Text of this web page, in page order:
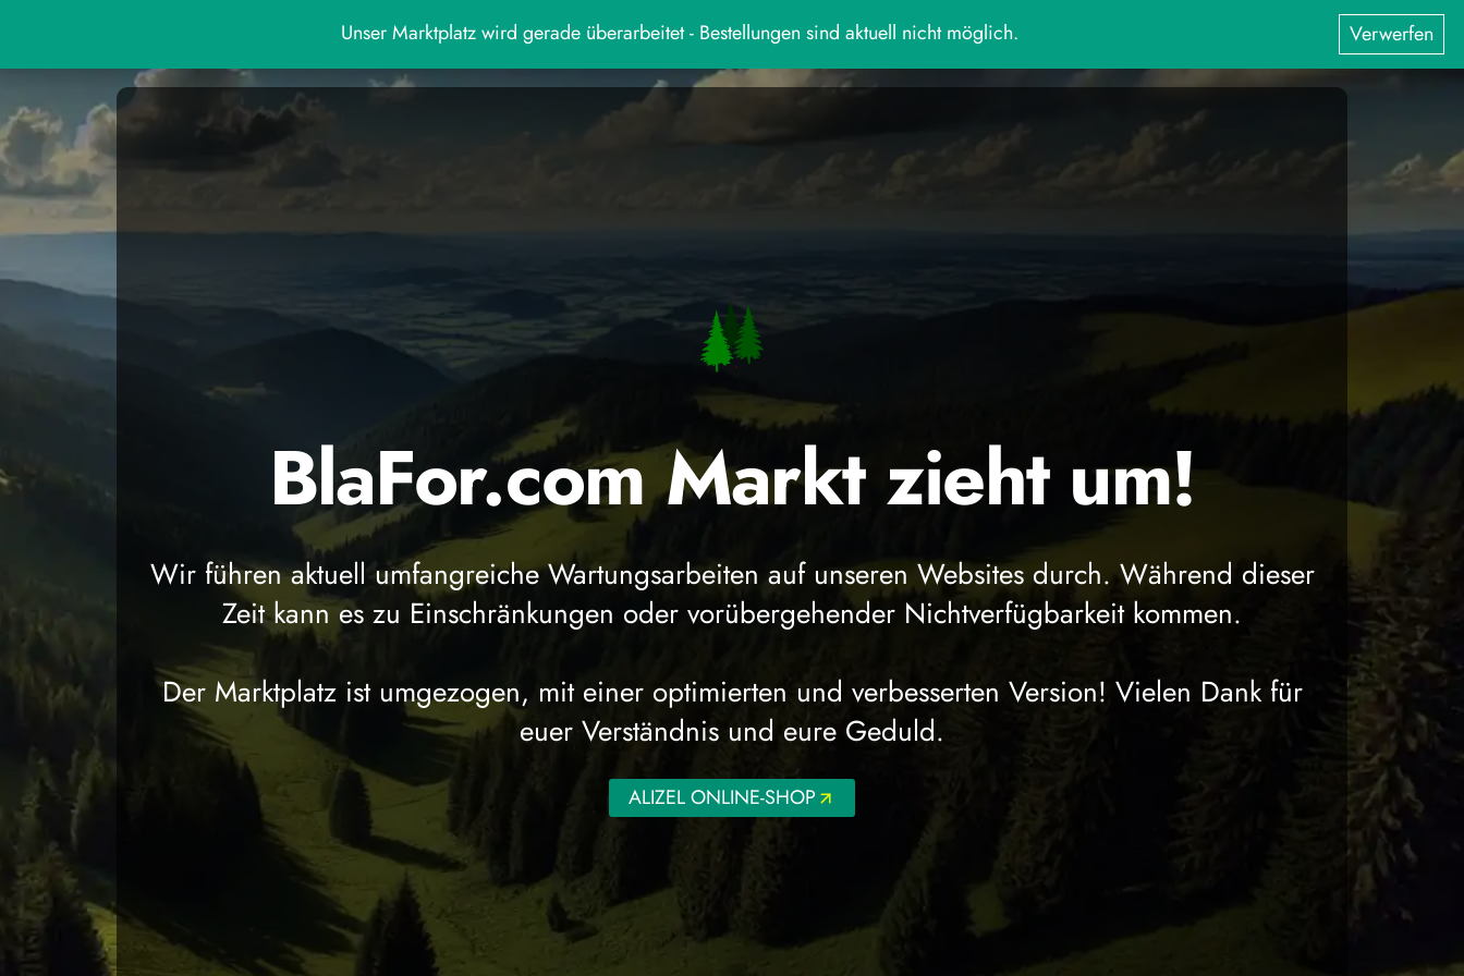
BlaFor.com Markt zieht um!
Wir führen aktuell umfangreiche Wartungsarbeiten auf unseren Websites durch. Während dieser
Zeit kann es zu Einschränkungen oder vorübergehender Nichtverfügbarkeit kommen.
Der Marktplatz ist umgezogen, mit einer optimierten und verbesserten Version! Vielen Dank für
euer Verständnis und eure Geduld.
ALIZEL ONLINE-SHOP
Unser Marktplatz wird gerade überarbeitet - Bestellungen sind aktuell nicht möglich. Verwerfen